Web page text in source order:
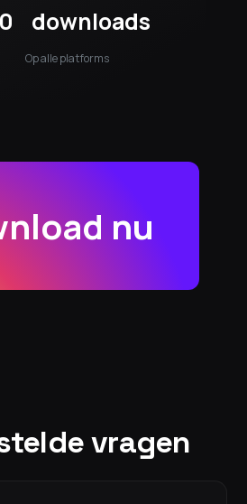
0 downloads
Op alle platforms
nu
vragen